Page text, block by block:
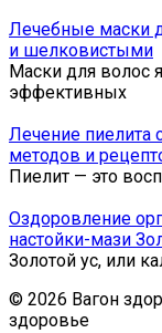
Лечебные маски
и шелковистыми
Маски для волос
эффективных
Лечение пиелита
методов и
Пиелит — это
Оздоровление
настойки-мази
Золотой ус, или
© 2026 Вагон
здоровье